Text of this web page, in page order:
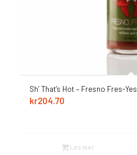
Sh’ That’s Hot – Fresno Fres-Yes
kr204.70
Les mer